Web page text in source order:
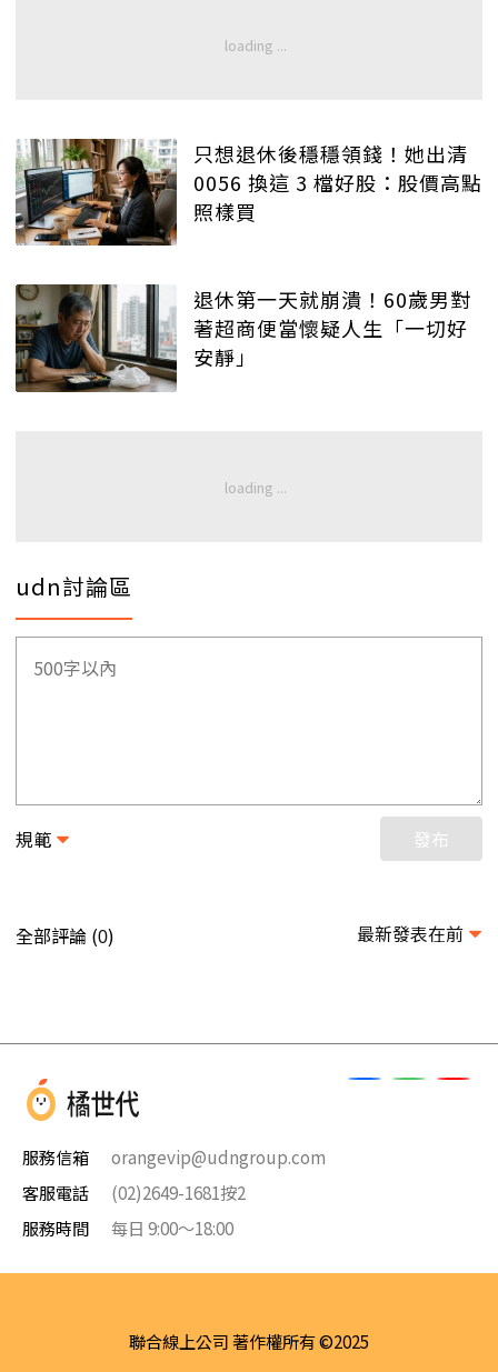
只想退休後穩穩領錢！她出清
0056 換這 3 檔好股：股價高點
照樣買
退休第一天就崩潰！60歲男對
著超商便當懷疑人生「一切好
安靜」
udn討論區
規範 發布
全部評論 (0) 最新發表在前
服務信箱
orangevip@udngroup.com
客服電話
(02)2649-1681按2
服務時間
每日 9:00～18:00
聯合線上公司 著作權所有 ©2025